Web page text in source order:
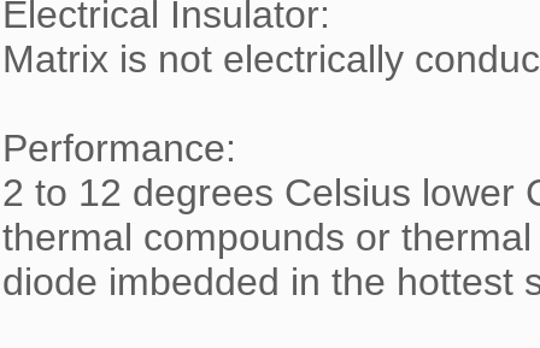
Electrical Insulator:
Matrix is not electrically
Performance:
2 to 12 degrees Celsius lower
thermal compounds or
diode imbedded in the hottest